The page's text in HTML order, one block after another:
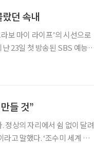
던 속내
보 마이 라이프’의 시선으로
들 것”
정상의 자리에서 쉼 없이 달려
조수미 세계 무